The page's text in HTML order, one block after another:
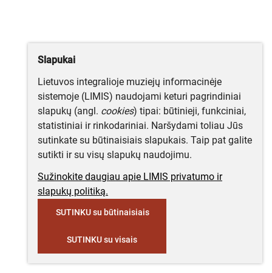
Slapukai
Lietuvos integralioje muziejų informacinėje
sistemoje (LIMIS) naudojami keturi pagrindiniai
slapukų (angl. cookies) tipai: būtinieji, funkciniai,
statistiniai ir rinkodariniai. Naršydami toliau Jūs
sutinkate su būtinaisiais slapukais. Taip pat galite
sutikti ir su visų slapukų naudojimu.
Sužinokite daugiau apie LIMIS privatumo ir
slapukų politiką.
SUTINKU su būtinaisiais
SUTINKU su visais